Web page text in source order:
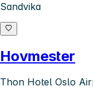
Sandvika
Hovmester
Thon Hotel Oslo